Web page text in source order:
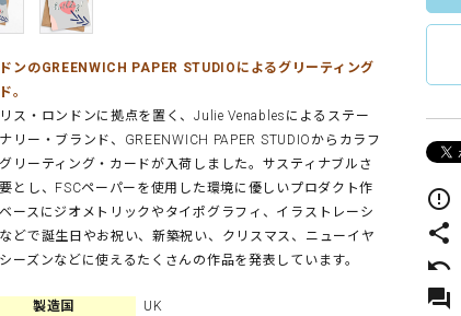
ンのGREENWICH PAPER STUDIOによるグリーティング
。
ス・ロンドンに拠点を置く、Julie Venablesによるステー
リー・ブランド、GREENWICH PAPER STUDIOからカラフ
リーティング・カードが入荷しました。サスティナブルさ
とし、FSCペーパーを使用した環境に優しいプロダクト作
ースにジオメトリックやタイポグラフィ、イラストレーシ
どで誕生日やお祝い、新築祝い、クリスマス、ニューイヤ
ーズンなどに使えるたくさんの作品を発表しています。
製造国
UK
error_outline
share
undo
forum